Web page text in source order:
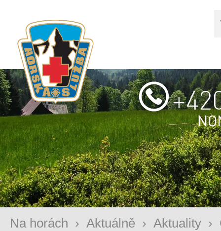
Na horách › Aktuálně › Aktuality ›